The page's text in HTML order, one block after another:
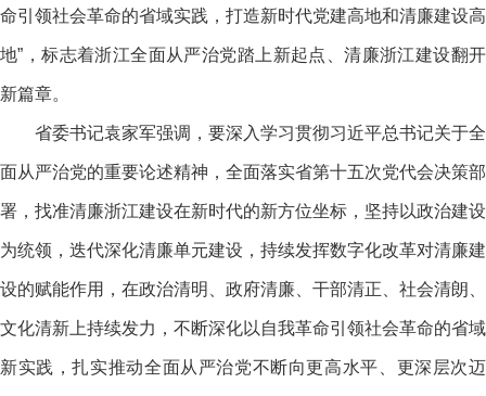
命引领社会革命的省域实践，打造新时代党建高地和清廉建设高
地”，标志着浙江全面从严治党踏上新起点、清廉浙江建设翻开
新篇章。
省委书记袁家军强调，要深入学习贯彻习近平总书记关于全
面从严治党的重要论述精神，全面落实省第十五次党代会决策部
署，找准清廉浙江建设在新时代的新方位坐标，坚持以政治建设
为统领，迭代深化清廉单元建设，持续发挥数字化改革对清廉建
设的赋能作用，在政治清明、政府清廉、干部清正、社会清朗、
文化清新上持续发力，不断深化以自我革命引领社会革命的省域
新实践，扎实推动全面从严治党不断向更高水平、更深层次迈